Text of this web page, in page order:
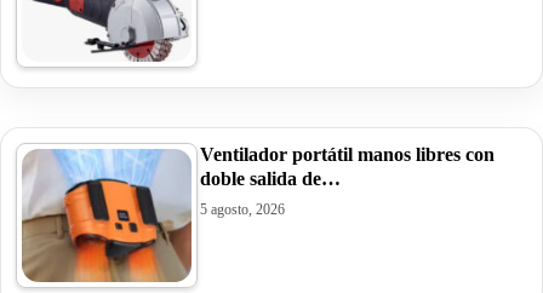
Ventilador portátil manos libres con
doble salida de…
5 agosto, 2026